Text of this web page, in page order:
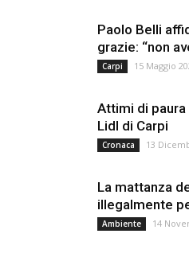
Paolo Belli
grazie: “non
Carpi 15 Maggio
Attimi di
Lidl di Carpi
Cronaca 13
La mattanza
illegalmente
Ambiente 14